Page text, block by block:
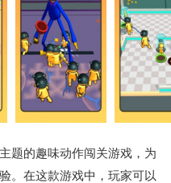
题的趣味动作闯关游戏，为
。在这款游戏中，玩家可以